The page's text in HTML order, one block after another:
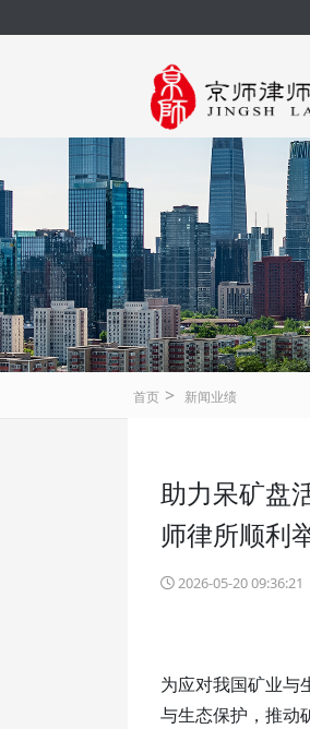
首页 > 新闻业绩
助力呆矿盘
师律所顺利
2026-05-20 09:36:21
为应对我国矿业与
与生态保护，推动